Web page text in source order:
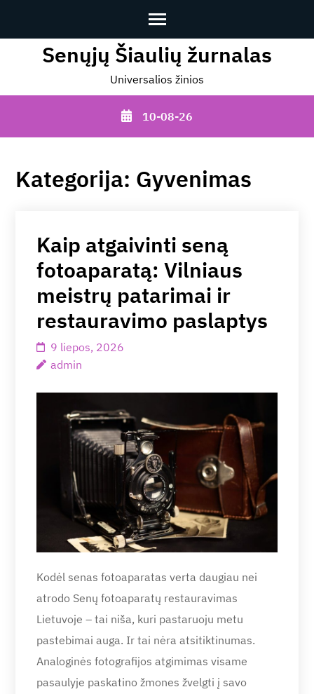
Senųjų Šiaulių žurnalas
Universalios žinios
10-08-26
Kategorija: Gyvenimas
Kaip atgaivinti seną
fotoaparatą: Vilniaus
meistrų patarimai ir
restauravimo paslaptys
9 liepos, 2026
admin
Kodėl senas fotoaparatas verta daugiau nei
atrodo Senų fotoaparatų restauravimas
Lietuvoje – tai niša, kuri pastaruoju metu
pastebimai auga. Ir tai nėra atsitiktinumas.
Analoginės fotografijos atgimimas visame
pasaulyje paskatino žmones žvelgti į savo